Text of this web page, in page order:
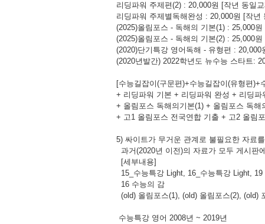
리딩파워 주제편(2) : 20,000원 [작년 동일
리딩파워 주제별독해완성 : 20,000원 [작년
(2025)올림포스 - 독해의 기본(1) : 25,000
(2025)올림포스 - 독해의 기본(2) : 25,000
(2020)단기특강 영어독해 - 유형편 :
(2020년발간) 2022학년도 뉴수능 스타트:
[수능길잡이(구문편)+수능길잡이(유형편
+ 리딩파워 기본 + 리딩파워 완성 + 리딩
+ 올림포스 독해의기본(1) + 올림포스 독
+ 고1 올림포스 전국연합 기출 + 고2 올림
5) 싸이트가 무거운 관계로 불필요한 자료
과거(2020년 이전)의 자료가 모두 게시판
[세부내용]
15_수능특강 Light, 16_수능특강 Light,
16 수능의 감
(old) 올림포스(1), (old) 올림포스(2), (old)
수능특강 영어 2008년 ~ 2019년